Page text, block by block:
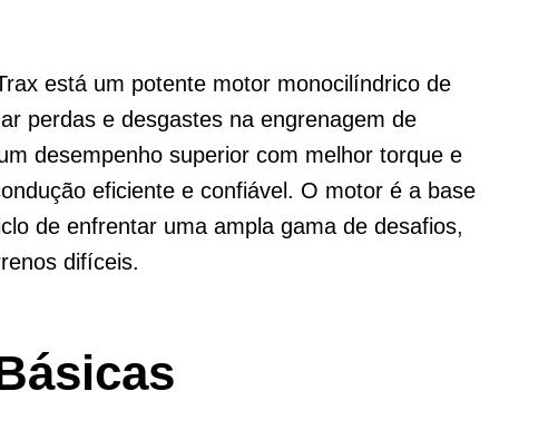
está um potente motor monocilíndrico de
perdas e desgastes na engrenagem de
desempenho superior com melhor torque e
eficiente e confiável. O motor é a base
de enfrentar uma ampla gama de desafios,
difíceis.